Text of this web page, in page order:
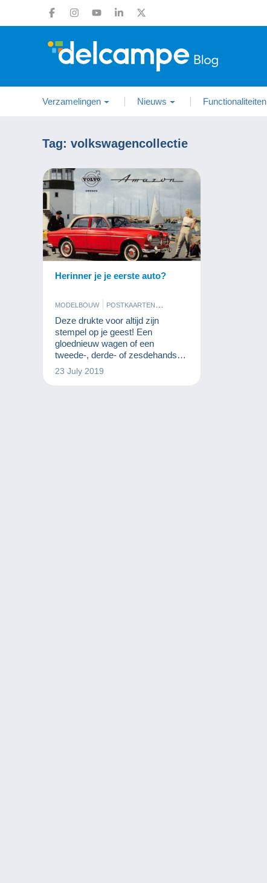
Verzamelingen Nieuws Functionaliteiten
Tag: volkswagencollectie
Herinner je je eerste auto?
MODELBOUW
POSTKAARTEN
SPELLETJES
Deze drukte voor altijd zijn
stempel op je geest! Een
gloednieuw wagen of een
tweede-, derde- of zesdehands
model, uw eerste auto was het
synoniem van uw vrijheid!
23 July 2019